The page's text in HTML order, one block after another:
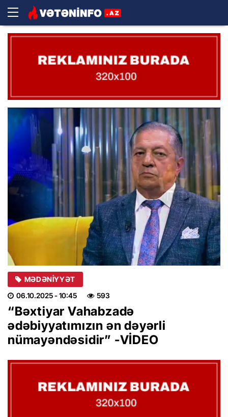
MƏDƏNIYYƏT
06.10.2025- 10:45 593
“Bəxtiyar Vahabzadə
ədəbiyyatımızın ən dəyərli
nümayəndəsidir” -VİDEO